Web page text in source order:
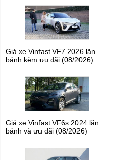
Giá xe Vinfast VF7 2026 lăn
bánh kèm ưu đãi (08/2026)
Giá xe Vinfast VF6s 2024 lăn
bánh và ưu đãi (08/2026)